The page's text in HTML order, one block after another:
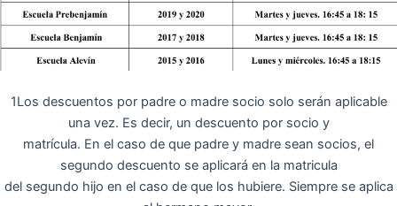
1Los descuentos por padre o madre socio solo serán aplicable
una vez. Es decir, un descuento por socio y
matrícula. En el caso de que padre y madre sean socios, el
segundo descuento se aplicará en la matricula
del segundo hijo en el caso de que los hubiere. Siempre se aplica